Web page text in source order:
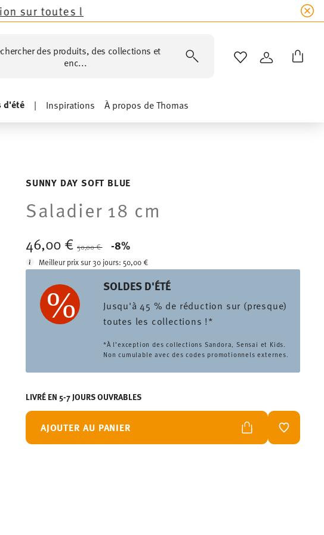
collections Thomas sauf les nouveautés Sandora,
des produits, des collections et
enc...
LISTE DECONNEXION
d'été | Inspirations À propos de Thomas
SUNNY DAY SOFT BLUE
Saladier 18 cm
46,00 €50,00 €
-8%
Meilleur prix sur 30 jours: 50,00 €
SOLDES D'ÉTÉ
Jusqu'à 45 % de réduction sur (presque)
toutes les collections !*
*À l’exception des collections Sandora, Sensai et Kids.
Non cumulable avec des codes promotionnels externes.
LIVRÉ EN 5-7 JOURS OUVRABLES
AJOUTER AU PANIER LISTE DE